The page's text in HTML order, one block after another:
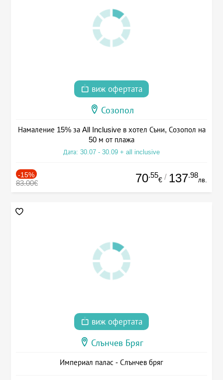
виж офертата
Созопол
Намаление 15% за All Inclusive в хотел Съни, Созопол на
50 м от плажа
Дата: 30.07 - 30.09 + all inclusive
-15%
83.00€ 70.55
€ / 137.98
лв.
виж офертата
Слънчев Бряг
Империал палас - Слънчев бряг